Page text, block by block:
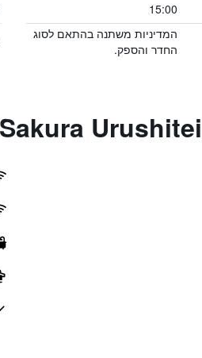
15:00
המדיניות משתנה בהתאם לסוג
החדר והספק.